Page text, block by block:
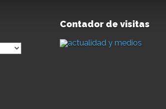
Contador de visitas